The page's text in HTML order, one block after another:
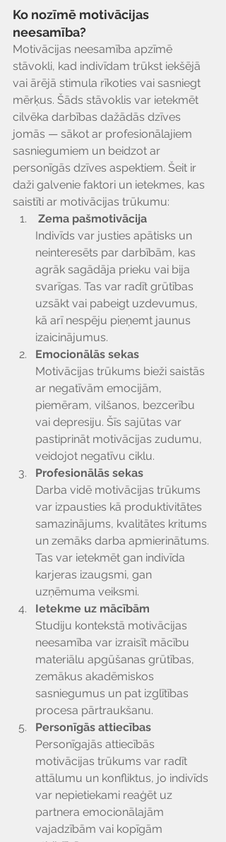
Ko nozīmē motivācijas
neesamība?
Motivācijas neesamība apzīmē
stāvokli, kad indivīdam trūkst iekšējā
vai ārējā stimula rīkoties vai sasniegt
mērķus. Šāds stāvoklis var ietekmēt
cilvēka darbības dažādās dzīves
jomās — sākot ar profesionālajiem
sasniegumiem un beidzot ar
personīgās dzīves aspektiem. Šeit ir
daži galvenie faktori un ietekmes, kas
saistīti ar motivācijas trūkumu:
Zema pašmotivācija
Indivīds var justies apātisks un
neinteresēts par darbībām, kas
agrāk sagādāja prieku vai bija
svarīgas. Tas var radīt grūtības
uzsākt vai pabeigt uzdevumus,
kā arī nespēju pieņemt jaunus
izaicinājumus.
Emocionālās sekas
Motivācijas trūkums bieži saistās
ar negatīvām emocijām,
piemēram, vilšanos, bezcerību
vai depresiju. Šīs sajūtas var
pastiprināt motivācijas zudumu,
veidojot negatīvu ciklu.
Profesionālās sekas
Darba vidē motivācijas trūkums
var izpausties kā produktivitātes
samazinājums, kvalitātes kritums
un zemāks darba apmierinātums.
Tas var ietekmēt gan indivīda
karjeras izaugsmi, gan
uzņēmuma veiksmi.
Ietekme uz mācībām
Studiju kontekstā motivācijas
neesamība var izraisīt mācību
materiālu apgūšanas grūtības,
zemākus akadēmiskos
sasniegumus un pat izglītības
procesa pārtraukšanu.
Personīgās attiecības
Personīgajās attiecībās
motivācijas trūkums var radīt
attālumu un konfliktus, jo indivīds
var nepietiekami reaģēt uz
partnera emocionālajām
vajadzībām vai kopīgām